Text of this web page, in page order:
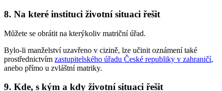
8. Na které instituci životní situaci řešit
Můžete se obrátit na kterýkoliv matriční úřad.
Bylo-li manželství uzavřeno v cizině, lze učinit oznámení také
prostřednictvím zastupitelského úřadu České republiky v zahraničí,
anebo přímo u zvláštní matriky.
9. Kde, s kým a kdy životní situaci řešit